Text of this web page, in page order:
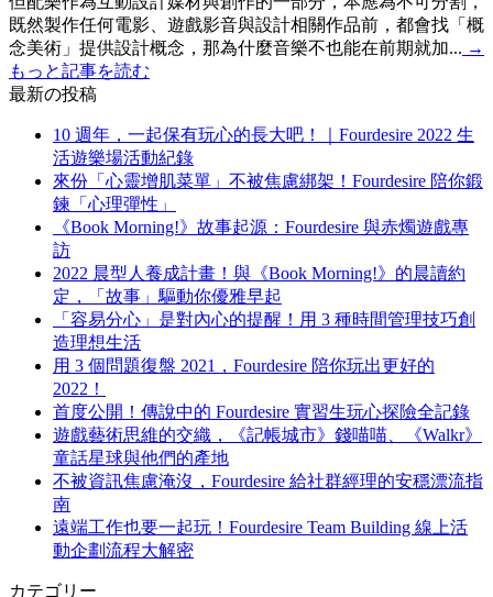
既然製作任何電影、遊戲影音與設計相關作品前，都會找「概
念美術」提供設計概念，那為什麼音樂不也能在前期就加... →
もっと記事を読む
最新の投稿
10 週年，一起保有玩心的長大吧！｜Fourdesire 2022 生
活遊樂場活動紀錄
來份「心靈增肌菜單」不被焦慮綁架！Fourdesire 陪你鍛
鍊「心理彈性」
《Book Morning!》故事起源：Fourdesire 與赤燭遊戲專
訪
2022 晨型人養成計畫！與《Book Morning!》的晨讀約
定，「故事」驅動你優雅早起
「容易分心」是對內心的提醒！用 3 種時間管理技巧創
造理想生活
用 3 個問題復盤 2021，Fourdesire 陪你玩出更好的
2022！
首度公開！傳說中的 Fourdesire 實習生玩心探險全記錄
遊戲藝術思維的交織，《記帳城市》錢喵喵、《Walkr》
童話星球與他們的產地
不被資訊焦慮淹沒，Fourdesire 給社群經理的安穩漂流指
南
遠端工作也要一起玩！Fourdesire Team Building 線上活
動企劃流程大解密
カテゴリー